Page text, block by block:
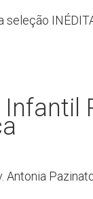
seleção
Antonia